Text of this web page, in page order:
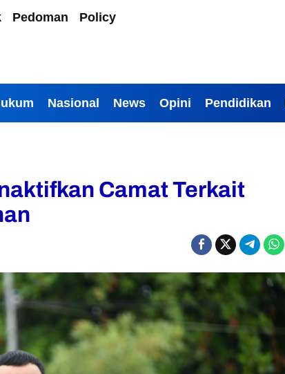
Pedoman Policy
Nasional News Opini Pendidikan
Camat Terkait